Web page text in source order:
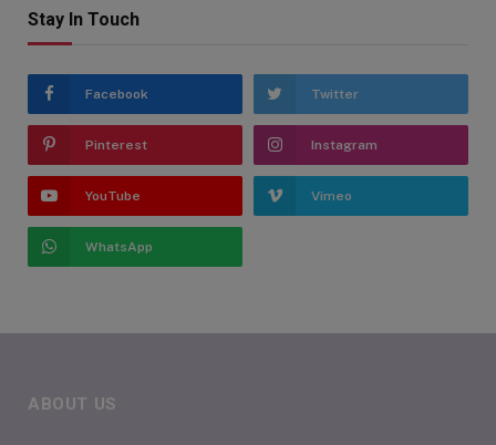
Stay In Touch
Facebook Twitter
Pinterest Instagram
YouTube Vimeo
WhatsApp
ABOUT US